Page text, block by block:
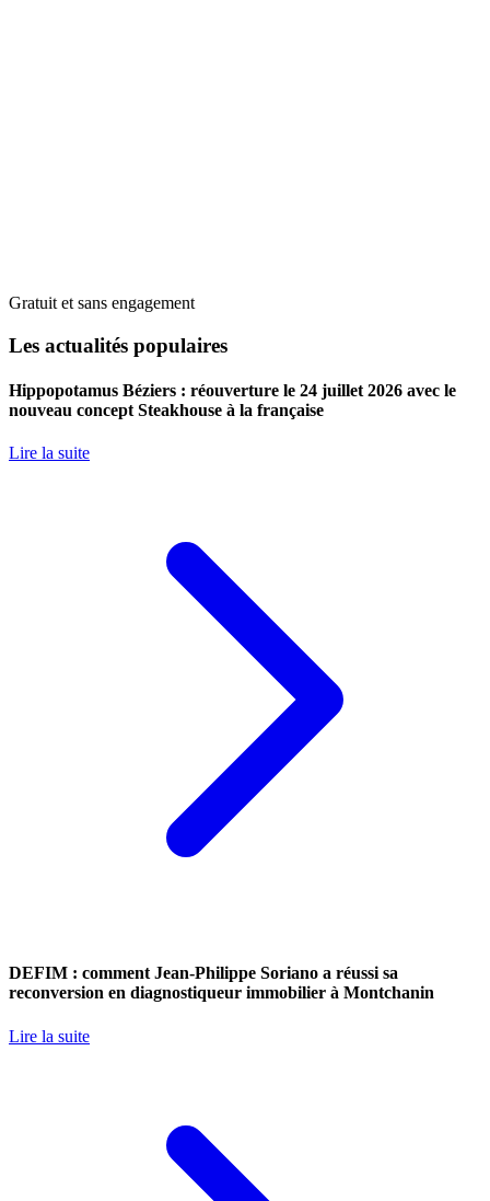
Gratuit et sans engagement
Les actualités populaires
Hippopotamus Béziers : réouverture le 24 juillet 2026 avec le
nouveau concept Steakhouse à la française
Lire la suite
DEFIM : comment Jean-Philippe Soriano a réussi sa
reconversion en diagnostiqueur immobilier à Montchanin
Lire la suite